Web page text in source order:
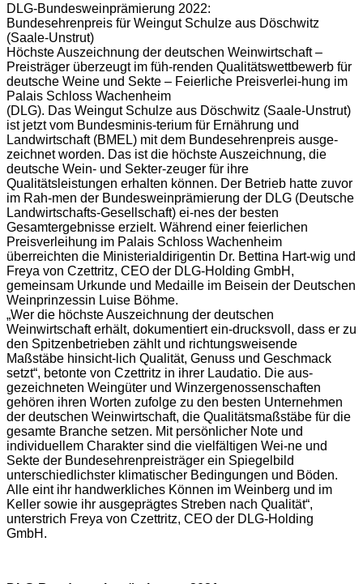
DLG-Bundesweinprämierung 2022:
Bundesehrenpreis für Weingut Schulze aus Döschwitz
(Saale-Unstrut)
Höchste Auszeichnung der deutschen Weinwirtschaft –
Preisträger überzeugt im füh-renden Qualitätswettbewerb für
deutsche Weine und Sekte – Feierliche Preisverlei-hung im
Palais Schloss Wachenheim
(DLG). Das Weingut Schulze aus Döschwitz (Saale-Unstrut)
ist jetzt vom Bundesminis-terium für Ernährung und
Landwirtschaft (BMEL) mit dem Bundesehrenpreis ausge-
zeichnet worden. Das ist die höchste Auszeichnung, die
deutsche Wein- und Sekter-zeuger für ihre
Qualitätsleistungen erhalten können. Der Betrieb hatte zuvor
im Rah-men der Bundesweinprämierung der DLG (Deutsche
Landwirtschafts-Gesellschaft) ei-nes der besten
Gesamtergebnisse erzielt. Während einer feierlichen
Preisverleihung im Palais Schloss Wachenheim
überreichten die Ministerialdirigentin Dr. Bettina Hart-wig und
Freya von Czettritz, CEO der DLG-Holding GmbH,
gemeinsam Urkunde und Medaille im Beisein der Deutschen
Weinprinzessin Luise Böhme.
„Wer die höchste Auszeichnung der deutschen
Weinwirtschaft erhält, dokumentiert ein-drucksvoll, dass er zu
den Spitzenbetrieben zählt und richtungsweisende
Maßstäbe hinsicht-lich Qualität, Genuss und Geschmack
setzt“, betonte von Czettritz in ihrer Laudatio. Die aus-
gezeichneten Weingüter und Winzergenossenschaften
gehören ihren Worten zufolge zu den besten Unternehmen
der deutschen Weinwirtschaft, die Qualitätsmaßstäbe für die
gesamte Branche setzen. Mit persönlicher Note und
individuellem Charakter sind die vielfältigen Wei-ne und
Sekte der Bundesehrenpreisträger ein Spiegelbild
unterschiedlichster klimatischer Bedingungen und Böden.
Alle eint ihr handwerkliches Können im Weinberg und im
Keller sowie ihr ausgeprägtes Streben nach Qualität“,
unterstrich Freya von Czettritz, CEO der DLG-Holding
GmbH.